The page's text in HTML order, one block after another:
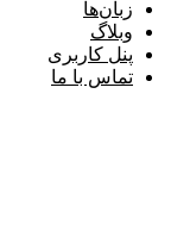
زبان‌ها
وبلاگ
پنل کاربری
تماس با ما